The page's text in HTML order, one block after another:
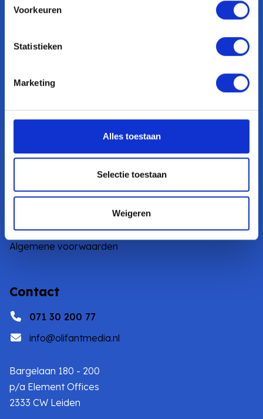
Voorkeuren
Statistieken
Marketing
Alles toestaan
Selectie toestaan
Weigeren
Vacatures
Whitepapers
Algemene voorwaarden
Contact
071 30 200 77
info@olifantmedia.nl
Bargelaan 180 - 200
p/a Element Offices
2333 CW Leiden